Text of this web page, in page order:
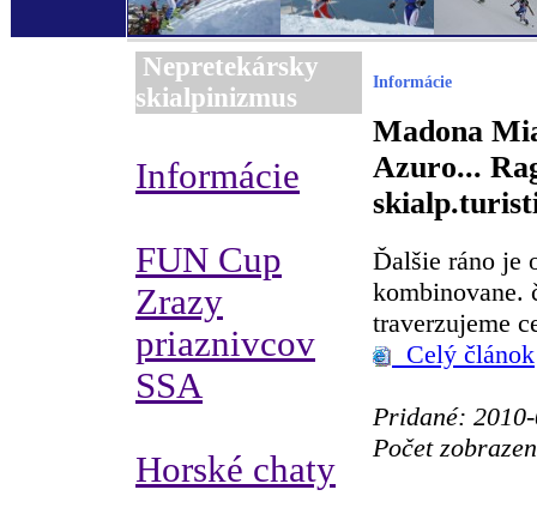
Nepretekársky
skialpinizmus
Informácie
FUN Cup
Zrazy
priaznivcov
SSA
Horské chaty
Informácie
Madona
Azuro...
Ďalšie ráno je
kombinovane.
traverzujeme
Celý článok
Pridané:
Počet